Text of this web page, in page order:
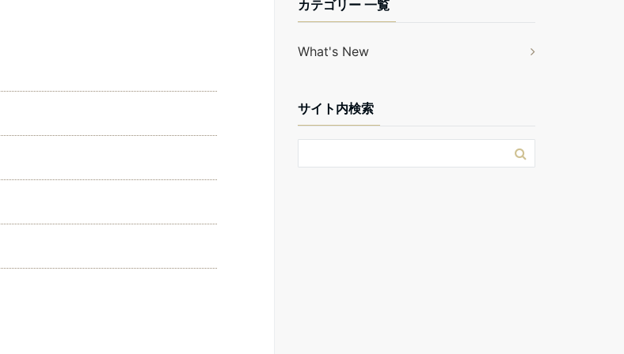
カテゴリー 一覧
What's New
サイト内検索